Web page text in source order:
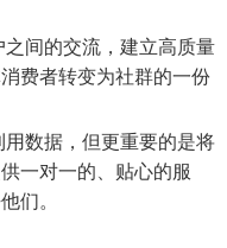
间的交流，建立高质量
费者转变为社群的一份
用数据，但更重要的是将
一对一的、贴心的服
们。